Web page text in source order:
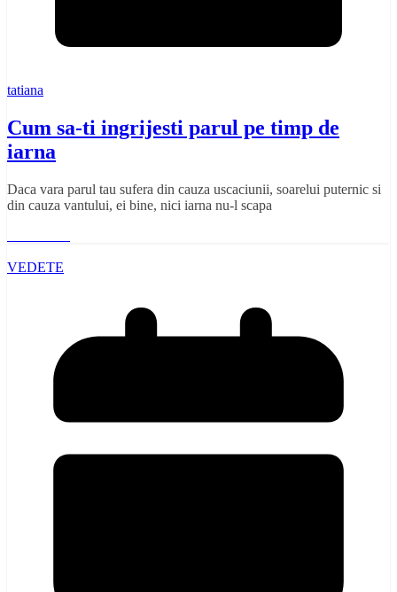
tatiana
Cum sa-ti ingrijesti parul pe timp de
iarna
Daca vara parul tau sufera din cauza uscaciunii, soarelui puternic si
din cauza vantului, ei bine, nici iarna nu-l scapa
VEDETE